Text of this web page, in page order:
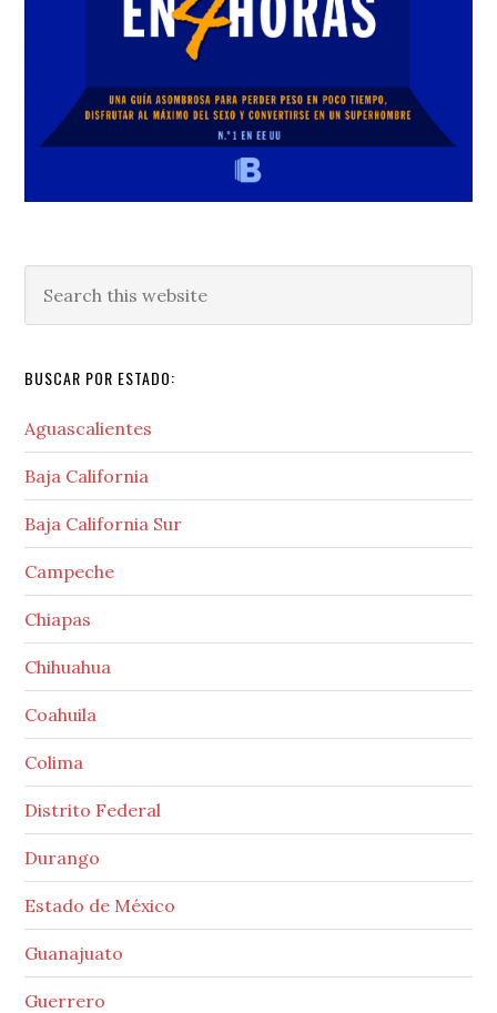
this
BUSCAR POR ESTADO:
Aguascalientes
Baja California
Baja California Sur
Campeche
Chiapas
Chihuahua
Coahuila
Colima
Distrito Federal
Durango
Estado de México
Guanajuato
Guerrero